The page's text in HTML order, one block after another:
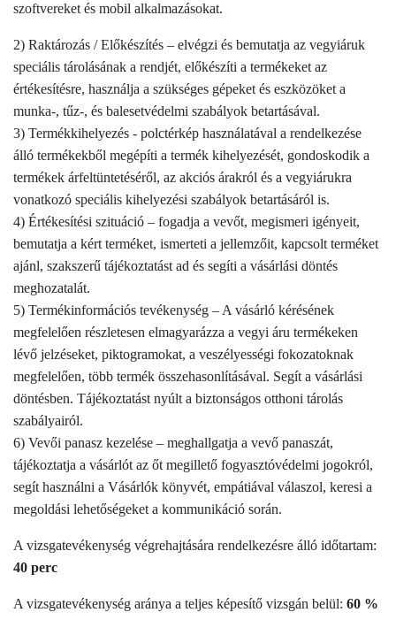
szoftvereket és mobil alkalmazásokat.
2) Raktározás / Előkészítés – elvégzi és bemutatja az vegyiáruk
speciális tárolásának a rendjét, előkészíti a termékeket az
értékesítésre, használja a szükséges gépeket és eszközöket a
munka-, tűz-, és balesetvédelmi szabályok betartásával.
3) Termékkihelyezés - polctérkép használatával a rendelkezése
álló termékekből megépíti a termék kihelyezését, gondoskodik a
termékek árfeltüntetéséről, az akciós árakról és a vegyiárukra
vonatkozó speciális kihelyezési szabályok betartásáról is.
4) Értékesítési szituáció – fogadja a vevőt, megismeri igényeit,
bemutatja a kért terméket, ismerteti a jellemzőit, kapcsolt terméket
ajánl, szakszerű tájékoztatást ad és segíti a vásárlási döntés
meghozatalát.
5) Termékinformációs tevékenység – A vásárló kérésének
megfelelően részletesen elmagyarázza a vegyi áru termékeken
lévő jelzéseket, piktogramokat, a veszélyességi fokozatoknak
megfelelően, több termék összehasonlításával. Segít a vásárlási
döntésben. Tájékoztatást nyúlt a biztonságos otthoni tárolás
szabályairól.
6) Vevői panasz kezelése – meghallgatja a vevő panaszát,
tájékoztatja a vásárlót az őt megillető fogyasztóvédelmi jogokról,
segít használni a Vásárlók könyvét, empátiával válaszol, keresi a
megoldási lehetőségeket a kommunikáció során.
A vizsgatevékenység végrehajtására rendelkezésre álló időtartam:
40 perc
A vizsgatevékenység aránya a teljes képesítő vizsgán belül: 60 %